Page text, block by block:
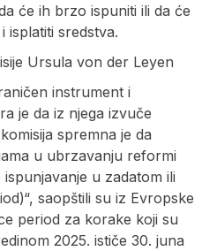
će ih brzo ispuniti ili da će
isplatiti sredstva.
Ursula von der Leyen
instrument i
je da iz njega izvuče
spremna je da
u ubrzavanju reformi
u zadatom ili
saopštili su iz Evropske
period za korake koji su
2025. ističe 30. juna